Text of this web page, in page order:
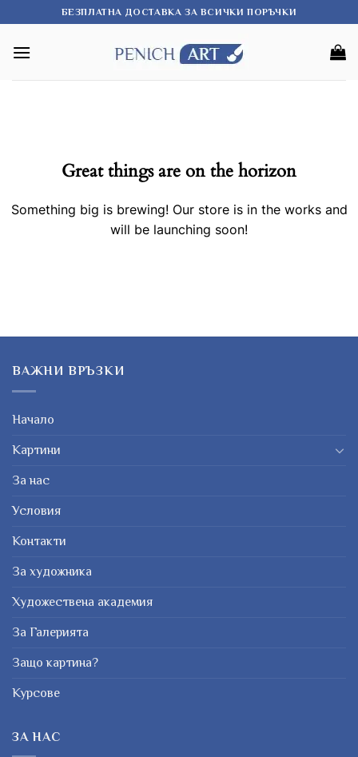
to
content
БЕЗПЛАТНА ДОСТАВКА ЗА ВСИЧКИ ПОРЪЧКИ
Great things are on the horizon
Something big is brewing! Our store is in the works and
will be launching soon!
ВАЖНИ ВРЪЗКИ
Начало
Картини
За нас
Условия
Контакти
За художника
Художествена академия
За Галерията
Защо картина?
Курсове
ЗА НАС